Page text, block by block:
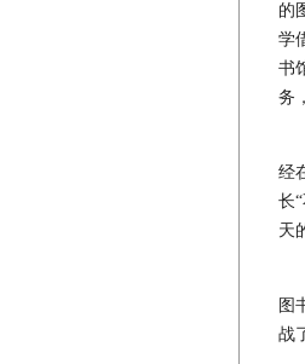
的
学
书
务
经
长
天
图
战